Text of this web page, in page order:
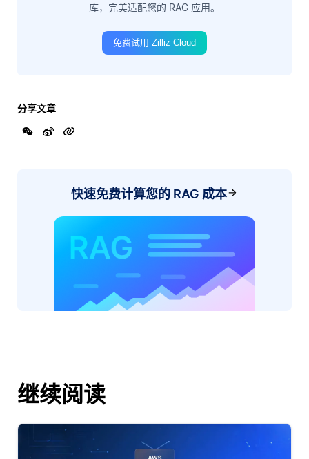
库，完美适配您的 RAG 应用。
免费试用 Zilliz Cloud
分享文章
快速免费计算您的 RAG 成本
继续阅读